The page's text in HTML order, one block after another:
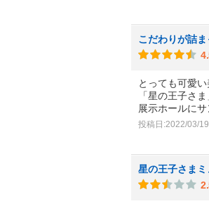
こだわりが詰
とっても可愛
「星の王子さ
展示ホールに
投稿日:2022/03/19
星の王子さま